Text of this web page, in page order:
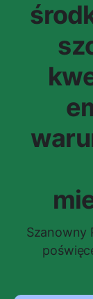
Szanowny